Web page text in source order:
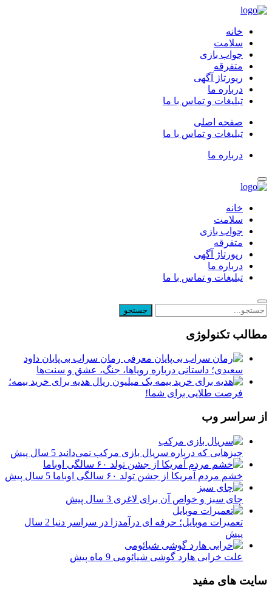
خانه
سلامت
جواب بازی
متفرقه
رپورتاژ آگهی
درباره ما
تبلیغات و تماس با ما
صفحه اصلی
تبلیغات و تماس با ما
درباره ما
خانه
سلامت
جواب بازی
متفرقه
رپورتاژ آگهی
درباره ما
تبلیغات و تماس با ما
مطالب تکنولوژی
معرفی رمان سراب بی‌پایان داود
سعیدی؛ داستانی درباره رویاها، جنگ، عشق و سنت‌ها
یک میلیون ریال هدیه برای خرید بیمه؛
فرصت طلایی برای شما!
از سراسر وب
چیزهایی که درباره سریال بازی مرکب نمی‌دانید 5 سال پیش
خشم مردم آمریکا از جشن تولد ۶۰ سالگی اوباما 5 سال پیش
چای سبز و خواص آن برای لاغری 3 سال پیش
تعمیرات موبایل؛ حرفه ای درآمدزا در سراسر دنیا
2 سال
پیش
علت خرابی هارد گوشی شیائومی 9 ماه پیش
سایت های مفید